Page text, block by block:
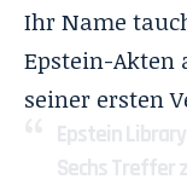
Ihr Name
Epstein-Akten
seiner ersten
Epstein
Sechs Treffer